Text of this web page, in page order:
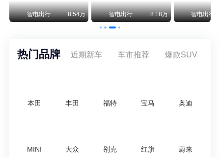
智电出行 8.54万 智电出行 8.18万 智电出行
热门品牌 近期新车 车市推荐 爆款SUV
本田 丰田 福特 宝马 奥迪
MINI 大众 别克 红旗 蔚来